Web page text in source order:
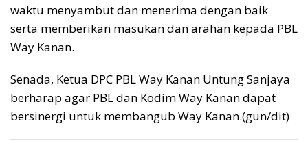
waktu menyambut dan menerima dengan baik
serta memberikan masukan dan arahan kepada PBL
Way Kanan.
Senada, Ketua DPC PBL Way Kanan Untung Sanjaya
berharap agar PBL dan Kodim Way Kanan dapat
bersinergi untuk membangub Way Kanan.(gun/dit)